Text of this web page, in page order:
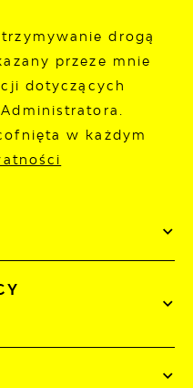
drogą
przeze mnie
dotyczących
w każdym